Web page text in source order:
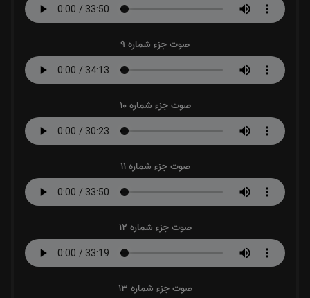
صوت جزء شماره 9
صوت جزء شماره 10
صوت جزء شماره 11
صوت جزء شماره 12
صوت جزء شماره 13